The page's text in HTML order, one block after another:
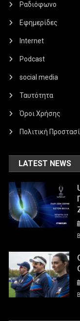
Ραδιόφωνο
Εφημερίδες
Internet
Podcast
social media
Ταυτότητα
Όροι Χρήσης
Πολιτική
LATEST NEWS